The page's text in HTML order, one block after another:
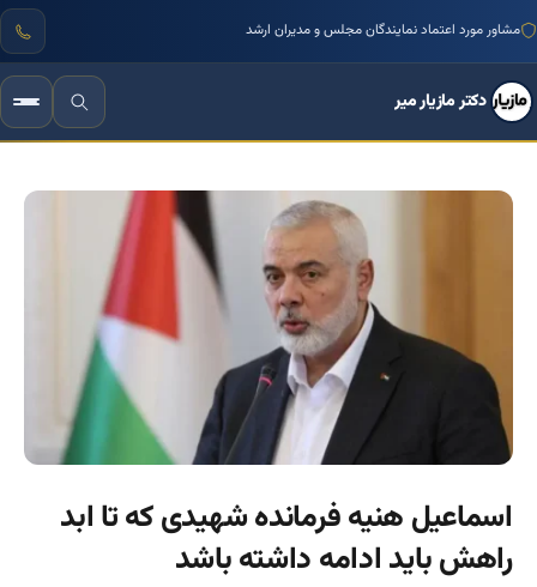
مشاور مورد اعتماد نمایندگان مجلس و مدیران ارشد
دکتر مازیار میر
اسماعیل هنیه فرمانده شهیدی که تا ابد
راهش باید ادامه داشته باشد